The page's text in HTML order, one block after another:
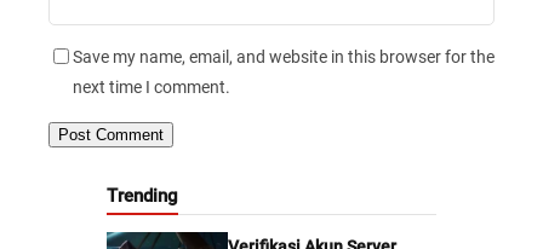
Save my name, email, and website in this browser for the
next time I comment.
Trending